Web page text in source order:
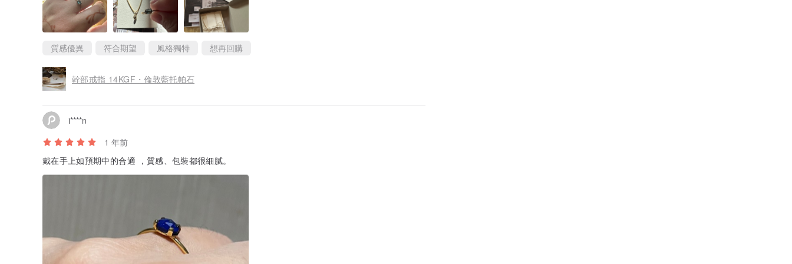
14KGF 是一種在黃銅芯周圍壓接有厚層 14K 金的材料。
14克拉金層佔總重量1/20以上的物品稱為14KGF。
它是高端配件的流行材料。
關於金屬過敏，有個體差異，
如果你能用14K金，我想你也可以用。
◆尺寸
石尺寸 6mm x 4mm
有尺寸 9、11 和 13 可供選擇。
數量: 直徑
9號：15.7毫米
11號：16.4mm
13號：17毫米
◆配戴影像採用同系列月光石。
*支持的星座和誕生石因國家和地區而異。
質感優異 符合期望 風格獨特 想再回購
幹部戒指 14KGF・倫敦藍托帕石
i****n
1 年前
戴在手上如預期中的合適 ，質感、包裝都很細膩。